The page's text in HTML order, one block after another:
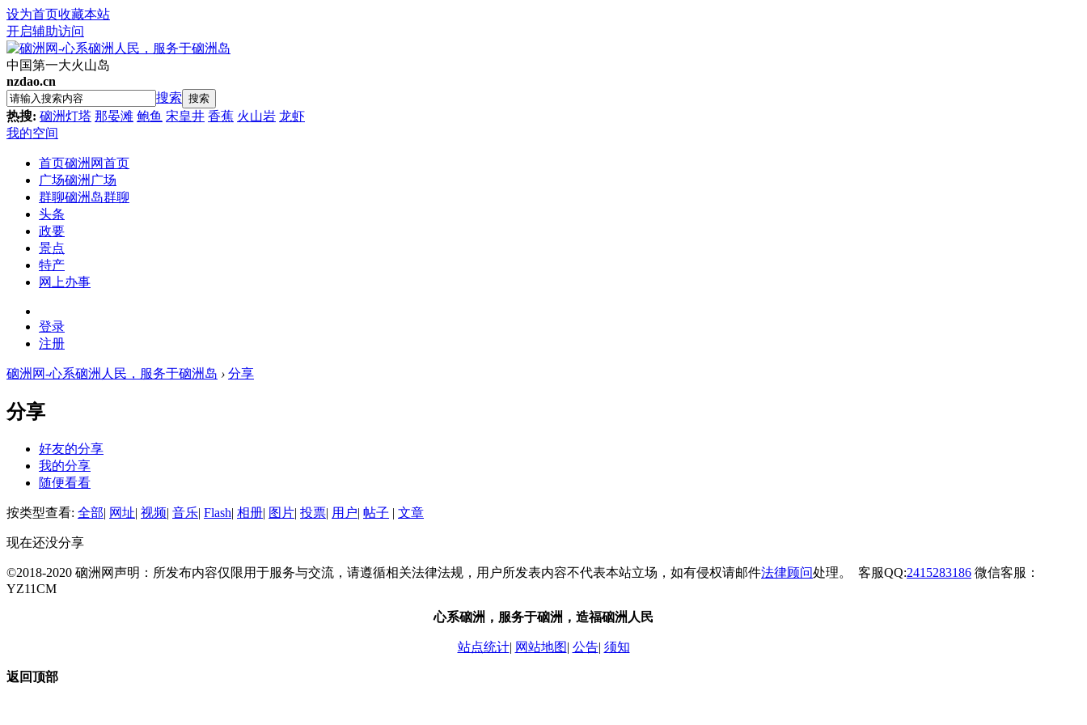
设为首页收藏本站
开启辅助访问
中国第一大火山岛
nzdao.cn
搜索 搜索
热搜: 硇洲灯塔 那晏滩 鲍鱼 宋皇井 香蕉 火山岩 龙虾
我的空间
首页硇洲网首页
广场硇洲广场
群聊硇洲岛群聊
头条
政要
景点
特产
网上办事
登录
注册
硇洲网-心系硇洲人民，服务于硇洲岛 › 分享
分享
好友的分享
我的分享
随便看看
按类型查看: 全部| 网址| 视频| 音乐| Flash| 相册| 图片| 投票| 用户| 帖子 | 文章
现在还没分享
©2018-2020 硇洲网声明：所发布内容仅限用于服务与交流，请遵循相关法律法规，用户所发表内容不代表本站立场，如有侵权请邮件法律顾问处理。 客服QQ:2415283186 微信客服：
YZ11CM
心系硇洲，服务于硇洲，造福硇洲人民
站点统计| 网站地图| 公告| 须知
返回顶部